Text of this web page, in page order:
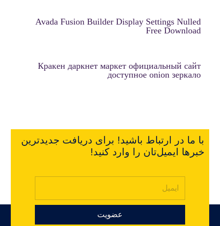
Avada Fusion Builder Display Settings Nulled
Free Download
Кракен даркнет маркет официальный сайт
доступное onion зеркало
با ما در ارتباط باشید! برای دریافت جدیدترین
خبرها ایمیل‌تان را وارد کنید!
عضویت